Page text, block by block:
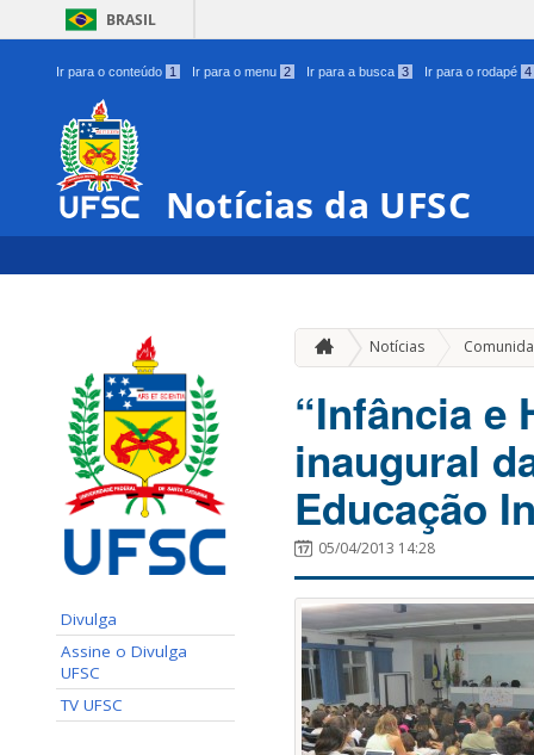
BRASIL
Ir para o conteúdo 1 Ir para o menu 2 Ir para a busca 3 Ir para o rodapé 4
Notícias da UFSC
Divulga
Assine o Divulga
UFSC
TV UFSC
Notícias
“Infância e
inaugural
Educação
05/04/2013 14:28